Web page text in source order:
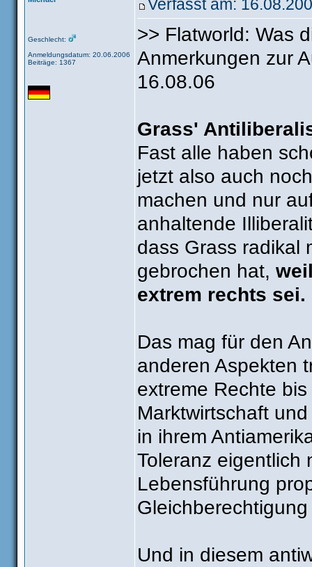
Geschlecht:
Anmeldungsdatum: 20.06.2006
Beiträge: 1367
Verfasst am:
>> Flatworld: Was
Anmerkungen zur
16.08.06
Grass'
Fast alle haben
jetzt also auch
machen und nur
anhaltende
dass Grass radikal
gebrochen hat,
extrem rechts sei.
Das mag für den
anderen Aspekten
extreme Rechte
Marktwirtschaft
in ihrem
Toleranz eigentlich
Lebensführung
Und in diesem